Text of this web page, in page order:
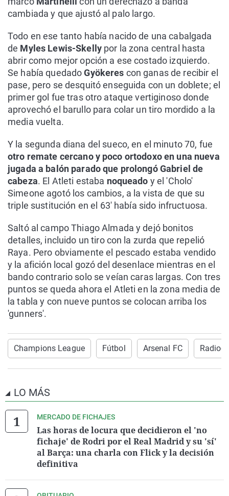
cambiada y que ajustó al palo largo.
Todo en ese tanto había nacido de una cabalgada
de Myles Lewis-Skellypor la zona central hasta
abrir como mejor opción a ese costado izquierdo.
Se había quedadoGyökeres con ganas de recibir el
pase, pero se desquitó enseguida con un doblete; el
primer gol fue tras otro ataque vertiginoso donde
aprovechó el barullo para colar un tiro mordido a la
media vuelta.
Y la segunda diana del sueco, en el minuto 70, fue
otro remate cercano y poco ortodoxo en una nueva
jugada a balón parado que prolongó Gabriel de
cabeza. El Atleti estaba noqueado y el 'Cholo'
Simeone agotó los cambios, a la vista de que su
triple sustitución en el 63' había sido infructuosa.
Saltó al campo Thiago Almada y dejó bonitos
detalles, incluido un tiro con la zurda que repelió
Raya. Pero obviamente el pescado estaba vendido
y la afición local gozó del desenlace mientras en el
bando contrario solo se veían caras largas. Con tres
puntos se queda ahora el Atleti en la zona media de
la tabla y con nueve puntos se colocan arriba los
'gunners'.
Champions League Fútbol Arsenal FC
LO MÁS
MERCADO DE FICHAJES
Las horas de locura que decidieron el 'no
fichaje' de Rodri por el Real Madrid y su 'sí'
al Barça: una charla con Flick y la decisión
definitiva